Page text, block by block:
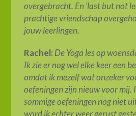
overgebracht. En ‘last but not
prachtige vriendschap
jouw leerlingen.
Rachel: De Yoga les op
Ik zie ernog wel elke keer een
omdat ik mezelf wat onzeker
oefeningen zijn nieuw voor mij.
sommige oefeningen nog niet
word ik echter weer gerust